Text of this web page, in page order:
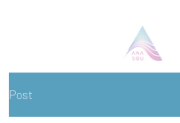
Post